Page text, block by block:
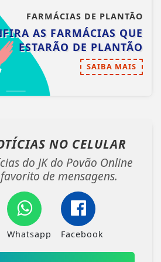
FARMÁCIAS DE PLANTÃO
AS FARMÁCIAS QUE
ESTARÃO DE PLANTÃO
SAIBA MAIS
NO CELULAR
do JK do Povão Online
de mensagens.
Whatsapp Facebook